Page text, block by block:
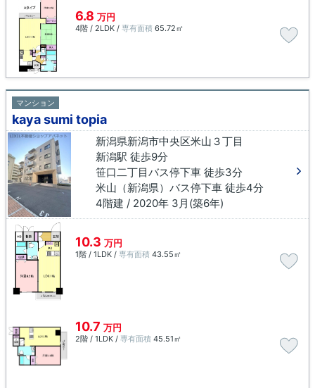
6.8 万円
4階 / 2LDK / 専有面積 65.72㎡
マンション
kaya sumi topia
新潟県新潟市中央区米山３丁目
新潟駅 徒歩9分
笹口二丁目バス停下車 徒歩3分
米山（新潟県）バス停下車 徒歩4分
4階建 / 2020年 3月(築6年)
10.3 万円
1階 / 1LDK / 専有面積 43.55㎡
10.7 万円
2階 / 1LDK / 専有面積 45.51㎡